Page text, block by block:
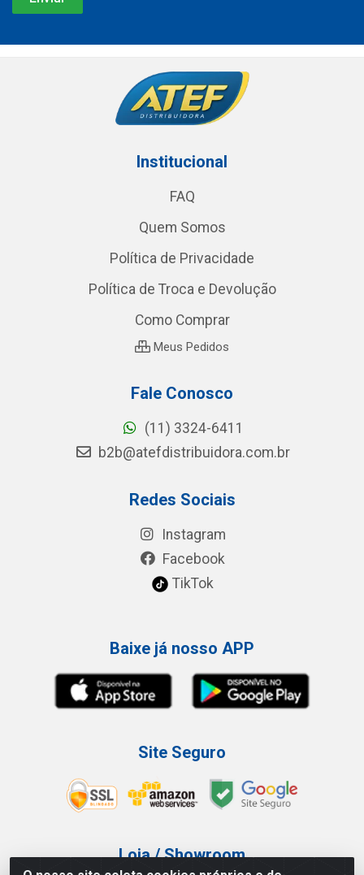
Institucional
FAQ
Quem Somos
Política de Privacidade
Política de Troca e Devolução
Como Comprar
Meus Pedidos
Fale Conosco
(11) 3324-6411
b2b@atefdistribuidora.com.br
Redes Sociais
Instagram
Facebook
TikTok
Baixe já nosso APP
Site Seguro
Loja / Showroom